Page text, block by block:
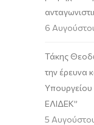
6
Τάκης
την έρευνα
ΕΛΙΔΕΚ”
5